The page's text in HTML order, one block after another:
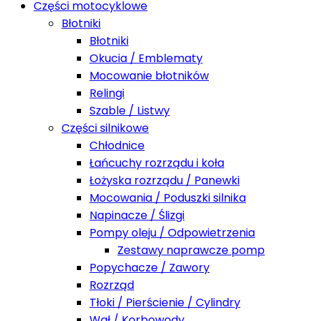
Części motocyklowe
Błotniki
Błotniki
Okucia / Emblematy
Mocowanie błotników
Relingi
Szable / Listwy
Części silnikowe
Chłodnice
Łańcuchy rozrządu i koła
Łożyska rozrządu / Panewki
Mocowania / Poduszki silnika
Napinacze / Ślizgi
Pompy oleju / Odpowietrzenia
Zestawy naprawcze pomp
Popychacze / Zawory
Rozrząd
Tłoki / Pierścienie / Cylindry